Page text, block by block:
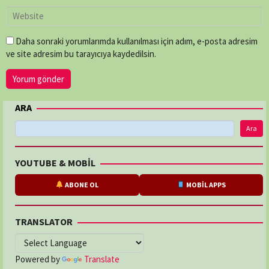
Daha sonraki yorumlarımda kullanılması için adım, e-posta adresim
ve site adresim bu tarayıcıya kaydedilsin.
ARA
Ara
YOUTUBE & MOBİL
ABONE OL MOBİL APPS
TRANSLATOR
Powered by Translate